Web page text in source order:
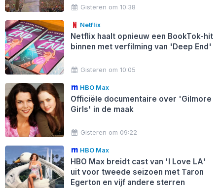
Gisteren om 10:38
Netflix
Netflix haalt opnieuw een BookTok-hit
binnen met verfilming van 'Deep End'
Gisteren om 10:05
HBO Max
Officiële documentaire over 'Gilmore
Girls' in de maak
Gisteren om 09:22
HBO Max
HBO Max breidt cast van 'I Love LA'
uit voor tweede seizoen met Taron
Egerton en vijf andere sterren